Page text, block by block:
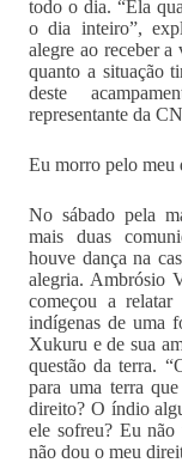
todo o dia. “Ela
o dia inteiro”,
alegre ao receber
quanto a situação
deste
representante da
Eu morro pelo meu
No sábado pela
mais duas
houve dança na
alegria. Ambrósio
começou a relatar
indígenas de uma
Xukuru e de sua
questão da terra.
para uma terra
direito? O índio
ele sofreu? Eu
não dou o meu